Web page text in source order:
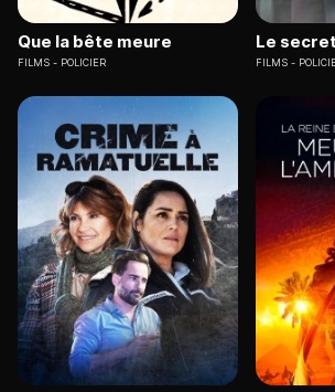
Que la bête meure
FILMS POLICIER
Le
FILMS